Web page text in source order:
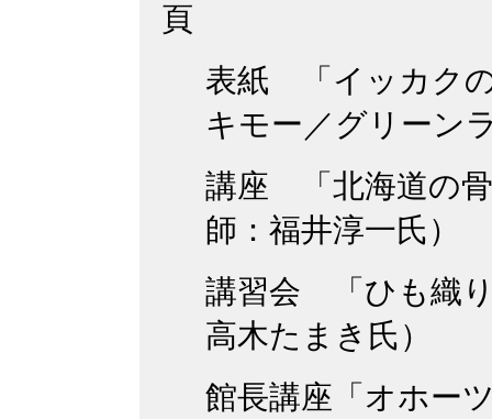
頁
表紙 「イッカク
キモー／グリーン
講座 「北海道の
師：福井淳一氏）
講習会 「ひも織
高木たまき氏）
館長講座「オホー